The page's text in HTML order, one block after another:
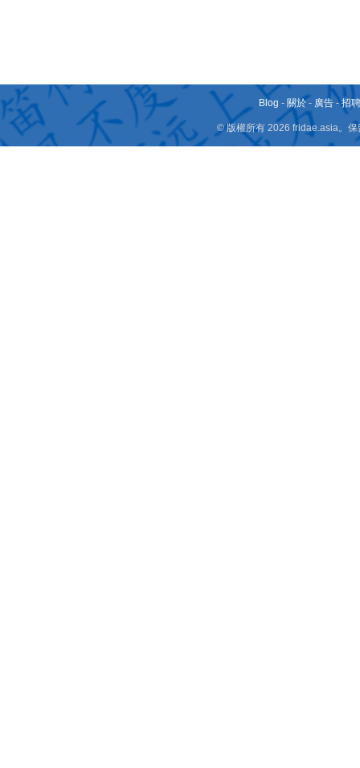
Blog - 關於 - 廣告 -招
© 版權所有 2026 fridae.asia。